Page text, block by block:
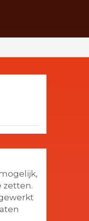
zetten.